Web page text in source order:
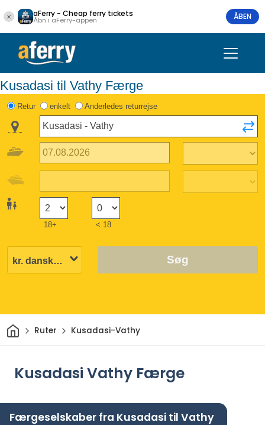
aFerry - Cheap ferry tickets
Åbn i aFerry-appen ÅBEN
Kusadasi til Vathy Færge
Retur enkelt Anderledes returrejse
18+ < 18
Søg
HjemRuter Kusadasi-Vathy
Kusadasi Vathy Færge
Færgeselskaber fra Kusadasi til Vathy